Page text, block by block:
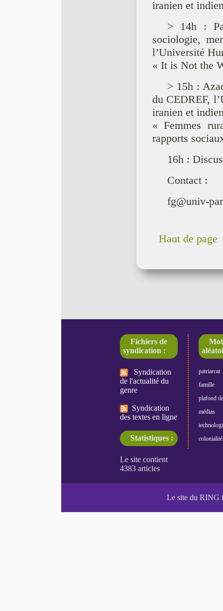
iranien et
> 14h :
sociologie,
l’Université
« It is Not the
> 15h :
du CEDREF,
iranien et
« Femmes
rapports
16h :
Contact :
fg@univ-
Haut de page
Fichiers de
syndication :
Syndication
de l'actualité du
genre
Syndication
des textes en ligne
Statistiques :
patriarcat
famille
plafond
médias
colonialité
Le site du RING